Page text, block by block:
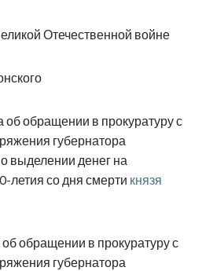
Отечественной войне
обращении в прокуратуру с
губернатора
выделении денег на
летия со дня смерти князя
обращении в прокуратуру с
губернатора